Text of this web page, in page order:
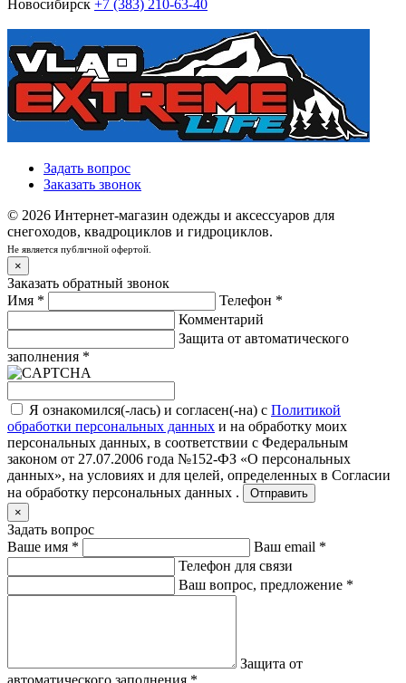
Новосибирск +7 (383) 210-63-40
Задать вопрос
Заказать звонок
© 2026 Интернет-магазин одежды и аксессуаров для
снегоходов, квадроциклов и гидроциклов.
Не является публичной офертой.
×
Заказать обратный звонок
Имя * Телефон *
Комментарий
Защита от автоматического
заполнения *
Я ознакомился(-лась) и согласен(-на) с Политикой
обработки персональных данных и на обработку моих
персональных данных, в соответствии с Федеральным
законом от 27.07.2006 года №152-ФЗ «О персональных
данных», на условиях и для целей, определенных в Согласии
на обработку персональных данных .
Отправить
×
Задать вопрос
Ваше имя * Ваш email *
Телефон для связи
Ваш вопрос, предложение *
Защита от
автоматического заполнения *